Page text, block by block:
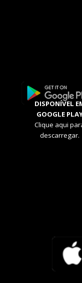
DISPONÍVEL
GOOGLE
Clique aqui
descarregar.